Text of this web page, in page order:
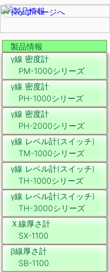
製品情報
γ線 密度計
PM-1000シリーズ
γ線 密度計
PH-1000シリーズ
γ線 密度計
PH-2000シリーズ
γ線 レベル計(スイッチ)
TM-1000シリーズ
γ線 レベル計(スイッチ)
TH-1000シリーズ
γ線 レベル計(スイッチ)
TH-3000シリーズ
Ｘ線厚さ計
SX-1100
β線厚さ計
SB-1100